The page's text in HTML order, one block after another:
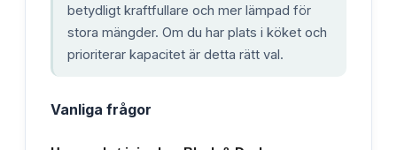
betydligt kraftfullare och mer lämpad för
stora mängder. Om du har plats i köket och
prioriterar kapacitet är detta rätt val.
Vanliga frågor